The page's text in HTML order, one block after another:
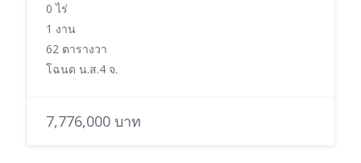
0 ไร่
1 งาน
62 ตารางวา
โฉนด น.ส.4 จ.
7,776,000 บาท